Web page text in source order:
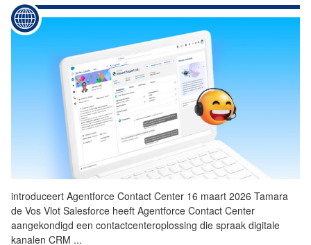
introduceert Agentforce Contact Center 16 maart 2026 Tamara
de Vos Vlot Salesforce heeft Agentforce Contact Center
aangekondigd een contactcenteroplossing die spraak digitale
kanalen CRM ...